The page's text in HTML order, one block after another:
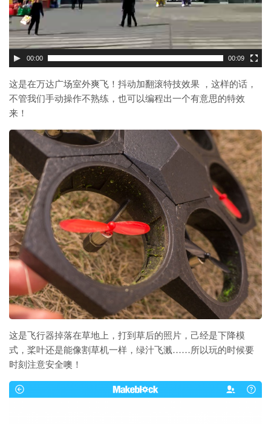
00:00 00:09
这是在万达广场室外爽飞！抖动加翻滚特技效果 ，这样的话，
不管我们手动操作不熟练，也可以编程出一个有意思的特效
来！
这是飞行器掉落在草地上，打到草后的照片，己经是下降模
式，桨叶还是能像割草机一样，绿汁飞溅……所以玩的时候要
时刻注意安全噢！